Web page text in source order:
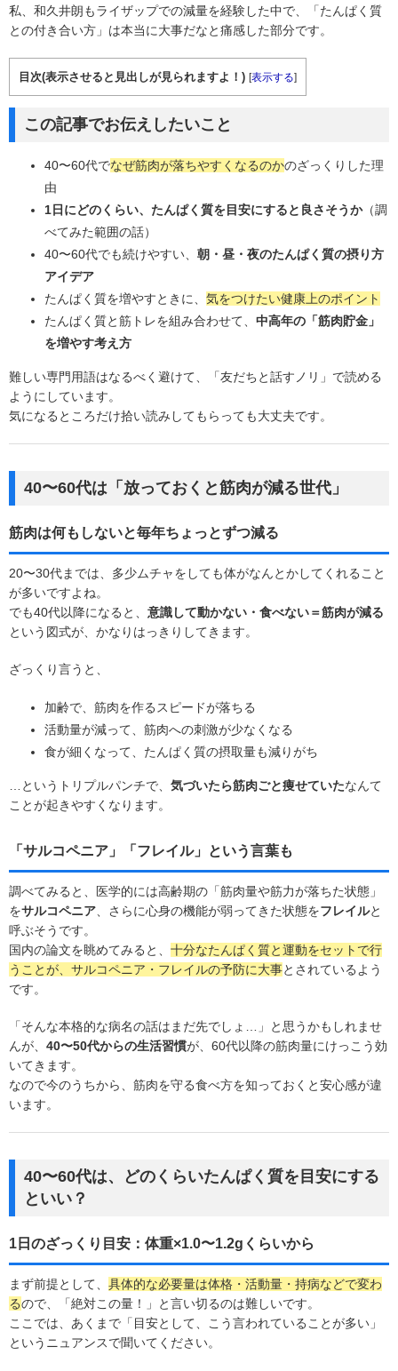
私、和久井朗もライザップでの減量を経験した中で、「たんぱく質
との付き合い方」は本当に大事だなと痛感した部分です。
目次(表示させると見出しが見られますよ！) [表示する]
この記事でお伝えしたいこと
40〜60代でなぜ筋肉が落ちやすくなるのかのざっくりした理
由
1日にどのくらい、たんぱく質を目安にすると良さそうか（調
べてみた範囲の話）
40〜60代でも続けやすい、 朝・昼・夜のたんぱく質の摂り方
アイデア
たんぱく質を増やすときに、 気をつけたい健康上のポイント
たんぱく質と筋トレを組み合わせて、 中高年の「筋肉貯金」
を増やす考え方
難しい専門用語はなるべく避けて、「友だちと話すノリ」で読める
ようにしています。
気になるところだけ拾い読みしてもらっても大丈夫です。
40〜60代は「放っておくと筋肉が減る世代」
筋肉は何もしないと毎年ちょっとずつ減る
20〜30代までは、多少ムチャをしても体がなんとかしてくれること
が多いですよね。
でも40代以降になると、 意識して動かない・食べない＝筋肉が減る
という図式が、かなりはっきりしてきます。
ざっくり言うと、
加齢で、筋肉を作るスピードが落ちる
活動量が減って、筋肉への刺激が少なくなる
食が細くなって、たんぱく質の摂取量も減りがち
…というトリプルパンチで、 気づいたら筋肉ごと痩せていたなんて
ことが起きやすくなります。
「サルコペニア」「フレイル」という言葉も
調べてみると、医学的には高齢期の「筋肉量や筋力が落ちた状態」
をサルコペニア 、さらに心身の機能が弱ってきた状態をフレイルと
呼ぶそうです。
国内の論文を眺めてみると、 十分なたんぱく質と運動をセットで行
うことが、サルコペニア・フレイルの予防に大事とされているよう
です。
「そんな本格的な病名の話はまだ先でしょ…」と思うかもしれませ
んが、 40〜50代からの生活習慣が、60代以降の筋肉量にけっこう効
いてきます。
なので今のうちから、筋肉を守る食べ方を知っておくと安心感が違
います。
40〜60代は、どのくらいたんぱく質を目安にする
といい？
1日のざっくり目安：体重×1.0〜1.2gくらいから
まず前提として、 具体的な必要量は体格・活動量・持病などで変わ
るので、「絶対この量！」と言い切るのは難しいです。
ここでは、あくまで「目安として、こう言われていることが多い」
というニュアンスで聞いてください。